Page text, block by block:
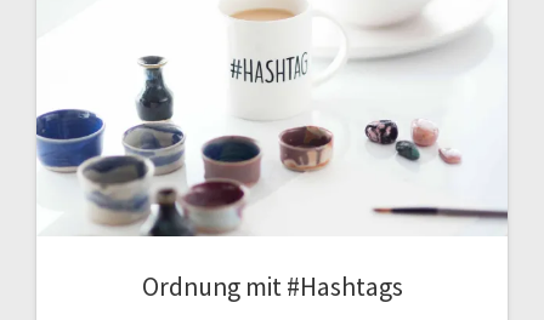
Ordnung mit #Hashtags